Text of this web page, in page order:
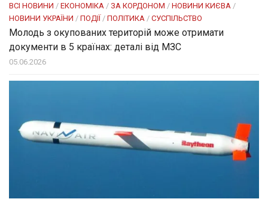
ВСІ НОВИНИ / ЕКОНОМІКА / ЗА КОРДОНОМ / НОВИНИ КИЄВА /
НОВИНИ УКРАЇНИ / ПОДІЇ/ ПОЛІТИКА / СУСПІЛЬСТВО
Молодь з окупованих територій може отримати
документи в 5 країнах: деталі від МЗС
05.06.2026